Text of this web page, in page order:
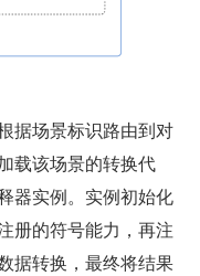
据场景标识路由到对
载该场景的转换代
器实例。实例初始化
册的符号能力，再注
据转换，最终将结果